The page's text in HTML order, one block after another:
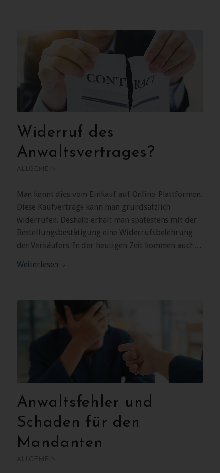
Widerruf des
Anwaltsvertrages?
Man kennt dies vom Einkauf auf Online-Plattformen.
Diese Kaufverträge kann man grundsätzlich
widerrufen. Deshalb erhält man spätestens mit der
Bestellungsbestätigung eine Widerrufsbelehrung
des Verkäufers. In der heutigen Zeit kommen auch…
Weiterlesen
Anwaltsfehler und
Schaden für den
Mandanten